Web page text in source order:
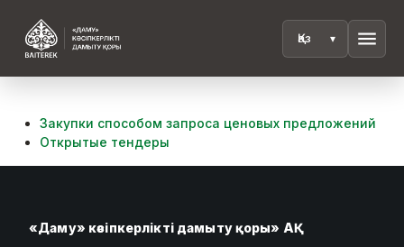
menu
Закупки способом запроса ценовых предложений
Открытые тендеры
«Даму» кәсіпкерлікті дамыту қоры» АҚ